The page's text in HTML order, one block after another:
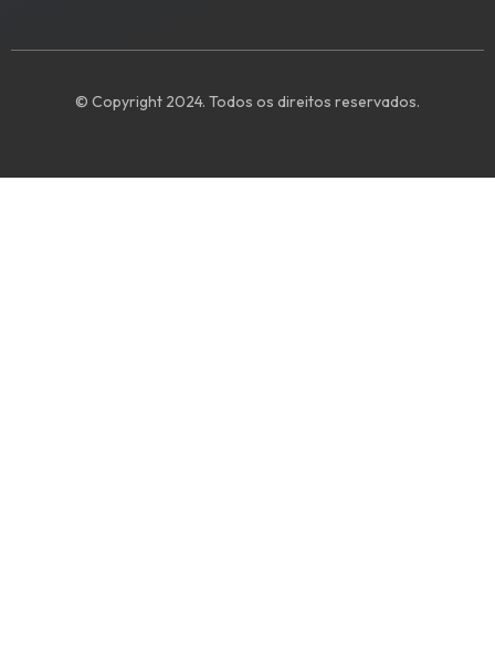
© Copyright 2024. Todos os direitos reservados.